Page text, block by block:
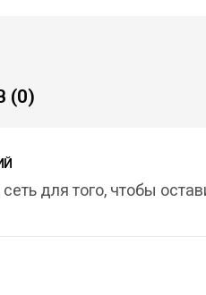
(0)
для того, чтобы